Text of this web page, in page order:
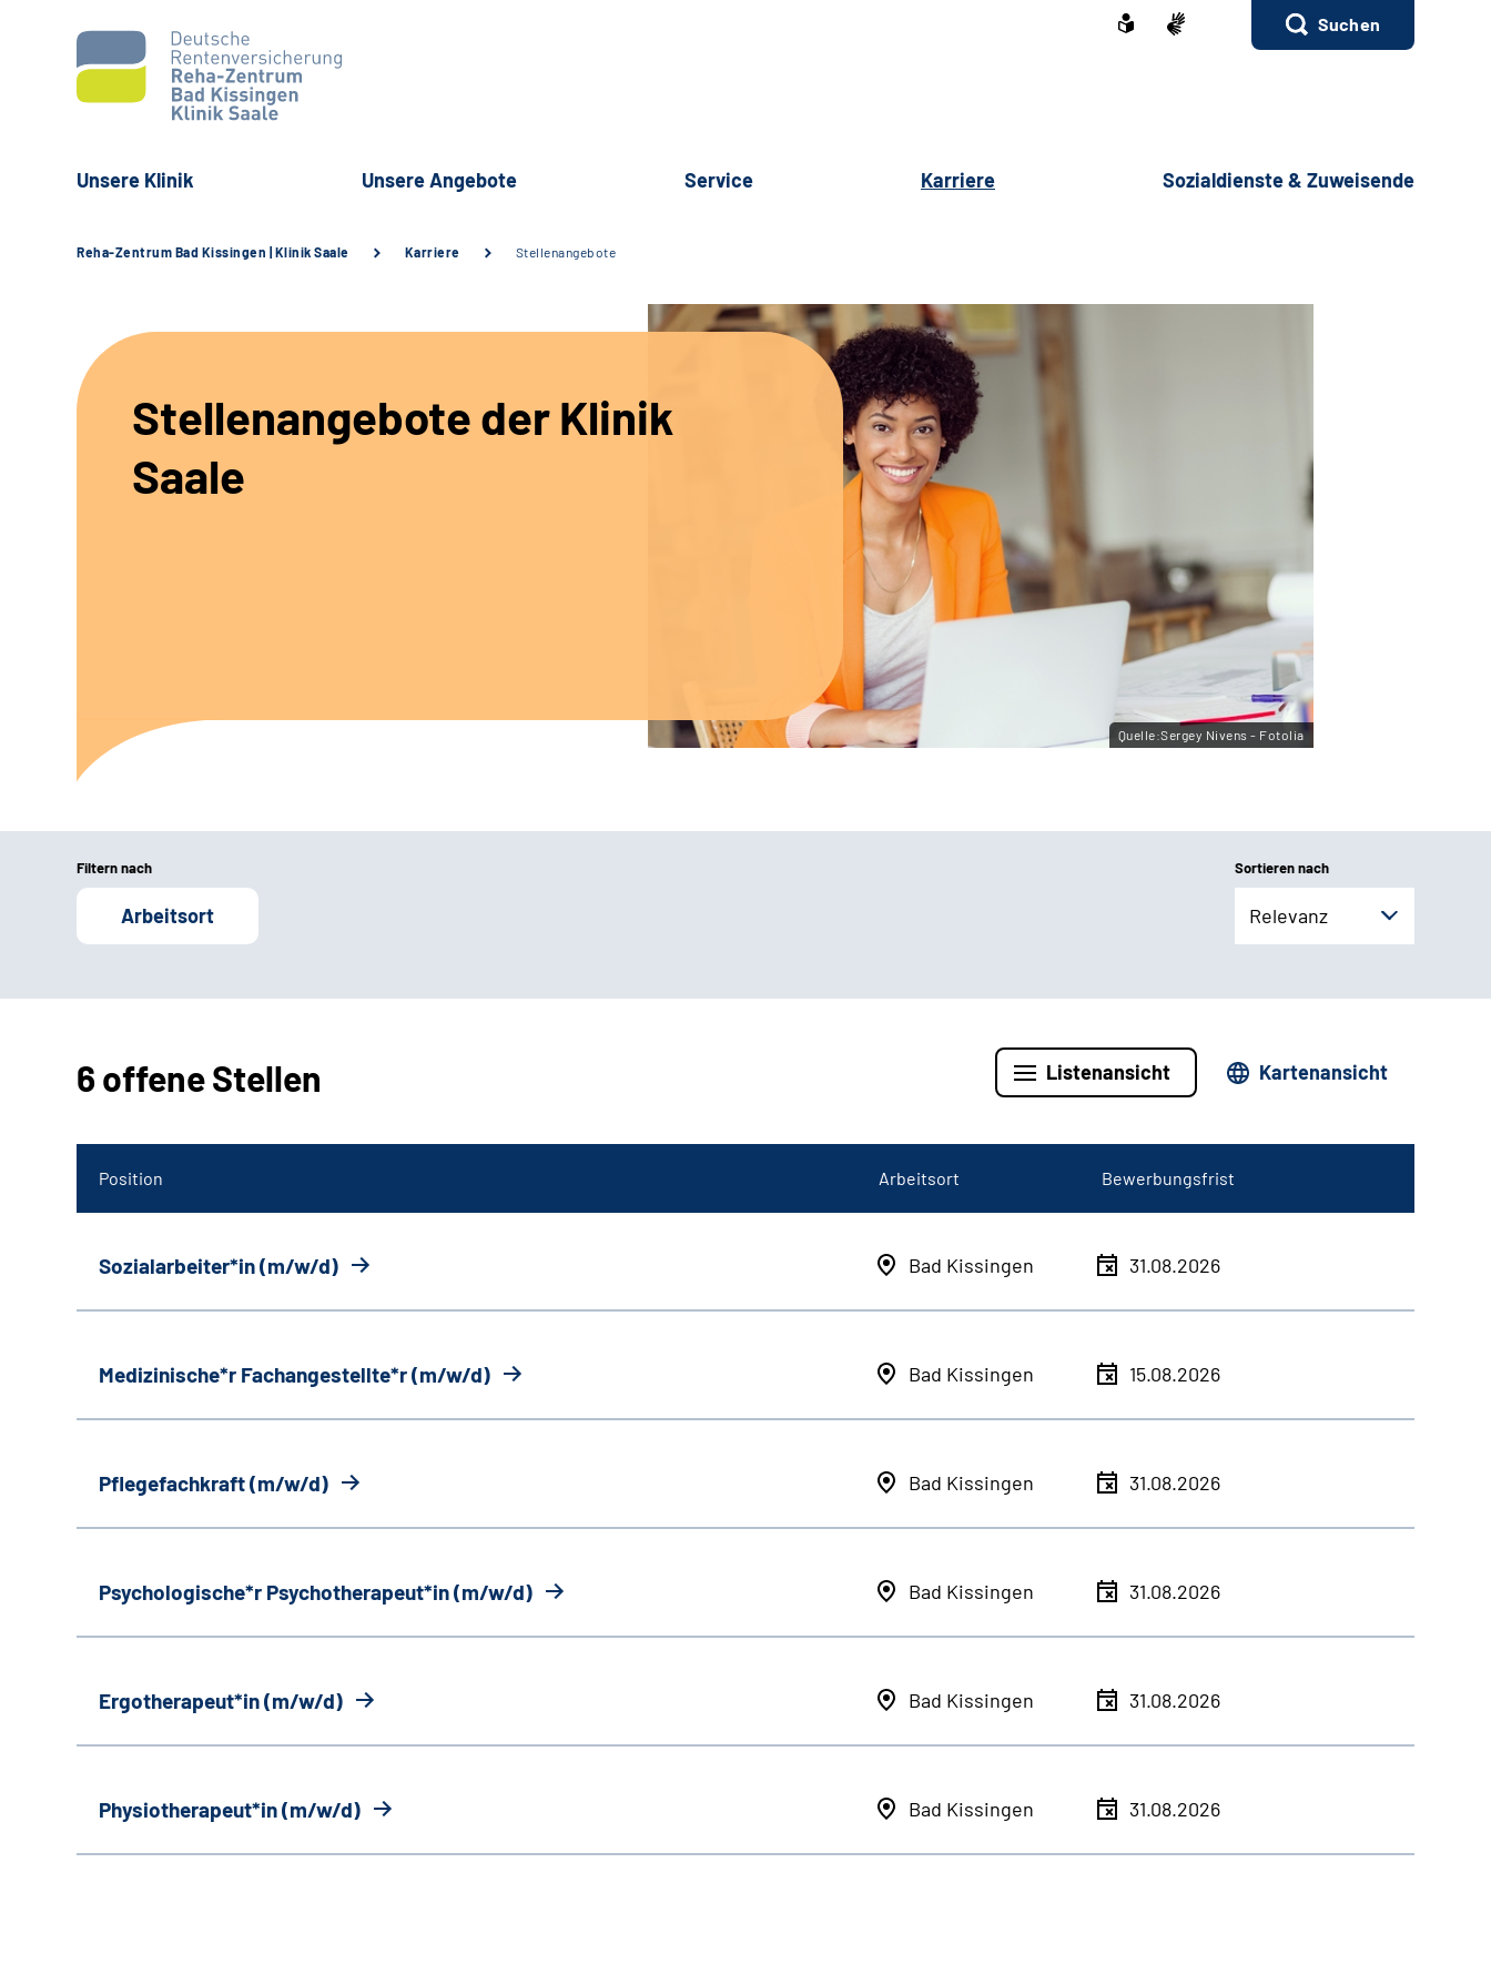
Suchen
Unsere Klinik Unsere Angebote Service Karriere Sozialdienste & Zuweisende
Reha-Zentrum Bad Kissingen | Klinik Saale Karriere Stellenangebote
Stellenangebote der Klinik
Saale
Quelle:Sergey Nivens - Fotolia
Filtern nach
Arbeitsort
Sortieren nach
Relevanz
6 offene Stellen Listenansicht Kartenansicht
Position Arbeitsort Bewerbungsfrist
Sozialarbeiter*in (m/w/d) Bad Kissingen 31.08.2026
Medizinische*r Fachangestellte*r (m/w/d) Bad Kissingen 15.08.2026
Pflegefachkraft (m/w/d) Bad Kissingen 31.08.2026
Psychologische*r Psychotherapeut*in (m/w/d) Bad Kissingen 31.08.2026
Ergotherapeut*in (m/w/d) Bad Kissingen 31.08.2026
Physiotherapeut*in (m/w/d) Bad Kissingen 31.08.2026